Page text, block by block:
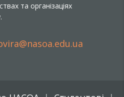
та організаціях